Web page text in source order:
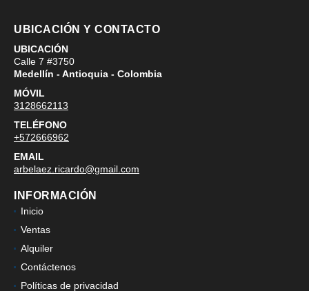
UBICACIÓN Y CONTACTO
UBICACIÓN
Calle 7 #3750
Medellín - Antioquia - Colombia
MÓVIL
3128662113
TELÉFONO
+572666962
EMAIL
arbelaez.ricardo@gmail.com
INFORMACIÓN
Inicio
Ventas
Alquiler
Contáctenos
Políticas de privacidad